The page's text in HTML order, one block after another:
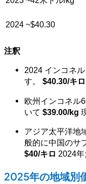
2024 ~$40.30
注釈
2024 インコネ
す。 $40.30/キロ
欧州インコネル
いて $39.00/kg
アジア太平洋地
般的に中国のサ
$40/キロ 2024年
2025年の地域別